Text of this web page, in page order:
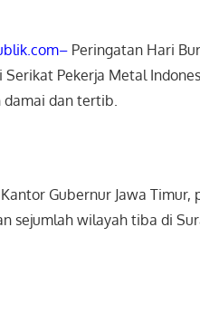
Peringatan Hari
Pekerja Metal
dan tertib.
Gubernur Jawa
sejumlah wilayah tiba di